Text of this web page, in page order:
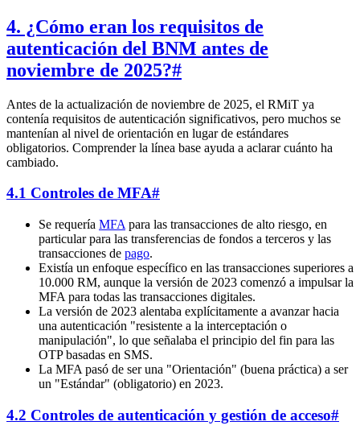
4. ¿Cómo eran los requisitos de
autenticación del BNM antes de
noviembre de 2025?#
Antes de la actualización de noviembre de 2025, el RMiT ya
contenía requisitos de autenticación significativos, pero muchos se
mantenían al nivel de orientación en lugar de estándares
obligatorios. Comprender la línea base ayuda a aclarar cuánto ha
cambiado.
4.1 Controles de MFA#
Se requería MFA para las transacciones de alto riesgo, en
particular para las transferencias de fondos a terceros y las
transacciones de pago.
Existía un enfoque específico en las transacciones superiores a
10.000 RM, aunque la versión de 2023 comenzó a impulsar la
MFA para todas las transacciones digitales.
La versión de 2023 alentaba explícitamente a avanzar hacia
una autenticación "resistente a la interceptación o
manipulación", lo que señalaba el principio del fin para las
OTP basadas en SMS.
La MFA pasó de ser una "Orientación" (buena práctica) a ser
un "Estándar" (obligatorio) en 2023.
4.2 Controles de autenticación y gestión de acceso#